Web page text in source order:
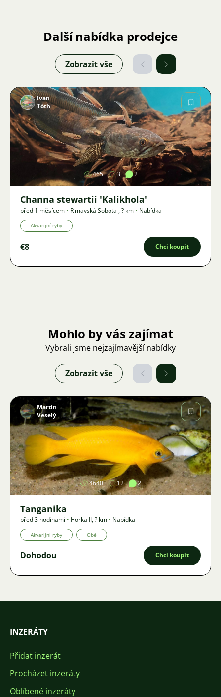
Další nabídka prodejce
Zobrazit vše
Obrázek
Ivan
Tóth
465 3 2
Channa stewartii 'Kalikhola'
před 1 měsícem • Rimavská Sobota ,? km • Nabídka
Akvarijní ryby
€8 Chci koupit
Mohlo by vás zajímat
Vybrali jsme nejzajímavější nabídky
Zobrazit vše
Obrázek
Martin
Veselý
4640 12 2
Tanganika
před 3 hodinami • Horka II,? km • Nabídka
Akvarijní ryby Obě
Dohodou Chci koupit
INZERÁTY
Přidat inzerát
Procházet inzeráty
Oblíbené inzeráty